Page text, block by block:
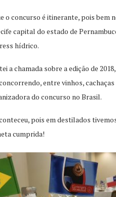
o concurso é itinerante, pois bem
capital do estado de
hídrico.
a chamada sobre a edição de
entre vinhos,
do concurso no Brasil.
pois em destilados
cumprida!